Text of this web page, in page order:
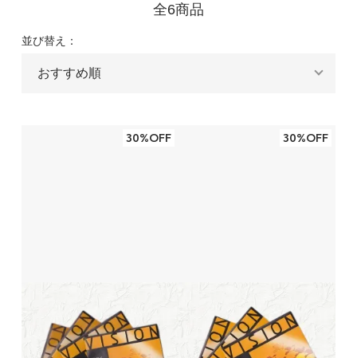
全6商品
並び替え：
30%OFF 30%OFF